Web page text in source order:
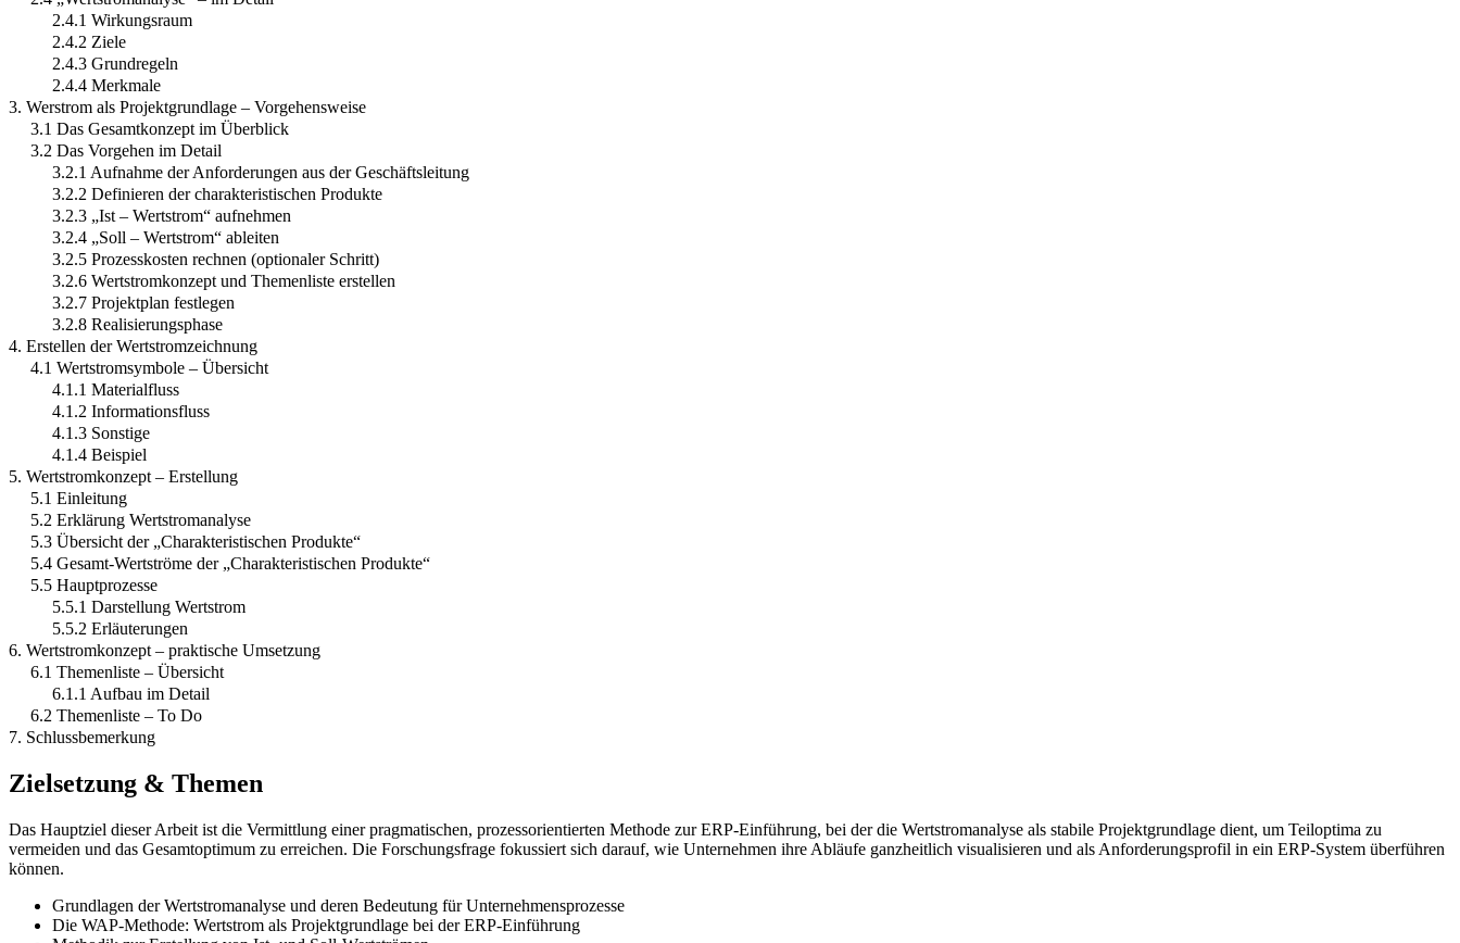
2.4.1 Wirkungsraum
2.4.2 Ziele
2.4.3 Grundregeln
2.4.4 Merkmale
3. Werstrom als Projektgrundlage – Vorgehensweise
3.1 Das Gesamtkonzept im Überblick
3.2 Das Vorgehen im Detail
3.2.1 Aufnahme der Anforderungen aus der Geschäftsleitung
3.2.2 Definieren der charakteristischen Produkte
3.2.3 „Ist – Wertstrom“ aufnehmen
3.2.4 „Soll – Wertstrom“ ableiten
3.2.5 Prozesskosten rechnen (optionaler Schritt)
3.2.6 Wertstromkonzept und Themenliste erstellen
3.2.7 Projektplan festlegen
3.2.8 Realisierungsphase
4. Erstellen der Wertstromzeichnung
4.1 Wertstromsymbole – Übersicht
4.1.1 Materialfluss
4.1.2 Informationsfluss
4.1.3 Sonstige
4.1.4 Beispiel
5. Wertstromkonzept – Erstellung
5.1 Einleitung
5.2 Erklärung Wertstromanalyse
5.3 Übersicht der „Charakteristischen Produkte“
5.4 Gesamt-Wertströme der „Charakteristischen Produkte“
5.5 Hauptprozesse
5.5.1 Darstellung Wertstrom
5.5.2 Erläuterungen
6. Wertstromkonzept – praktische Umsetzung
6.1 Themenliste – Übersicht
6.1.1 Aufbau im Detail
6.2 Themenliste – To Do
7. Schlussbemerkung
Zielsetzung & Themen
Das Hauptziel dieser Arbeit ist die Vermittlung einer pragmatischen, prozessorientierten Methode zur ERP-Einführung, bei der die Wertstromanalyse als stabile Projektgrundlage dient, um Teiloptima zu
vermeiden und das Gesamtoptimum zu erreichen. Die Forschungsfrage fokussiert sich darauf, wie Unternehmen ihre Abläufe ganzheitlich visualisieren und als Anforderungsprofil in ein ERP-System überführen
können.
Grundlagen der Wertstromanalyse und deren Bedeutung für Unternehmensprozesse
Die WAP-Methode: Wertstrom als Projektgrundlage bei der ERP-Einführung